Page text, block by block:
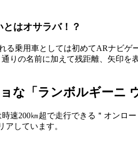
はオサラバ！？
る乗用車としては初めてARナビ
りの名前に加えて残距離、矢印を
な「ランボルギーニ
速200㎞超で走行できる＂オンロ
アしています。